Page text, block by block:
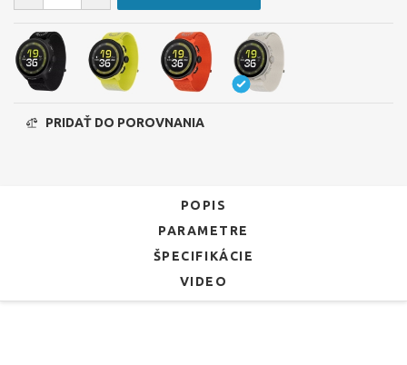
PRIDAŤ DO POROVNANIA
POPIS
PARAMETRE
ŠPECIFIKÁCIE
VIDEO